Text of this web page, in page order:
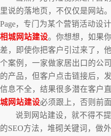
里说的落地页，不仅仅是网站
Page，专门为某个营销活动设
相城网站建设。你想想，如果
差，即使你把客户引过来了，
个案例，一家做家居出口的公
的产品，但客户点击链接后，
信息不全，结果很多潜在客户
城网站建设必须跟上，否则前
说到网站建设，就不得不
的SEO方法，堆砌关键词，做